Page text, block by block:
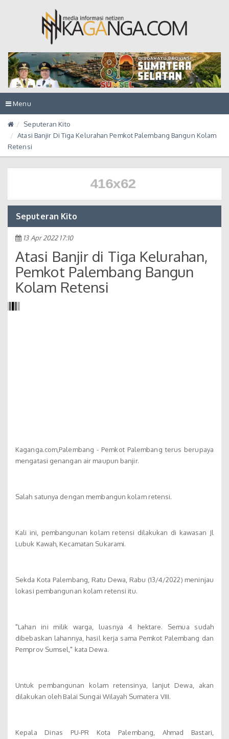
Toggle
navigation
Menu
Seputeran Kito
Atasi Banjir Di Tiga Kelurahan Pemkot Palembang Bangun Kolam
Retensi
Seputeran Kito
13 Apr 2022 17:10
Atasi Banjir di Tiga Kelurahan,
Pemkot Palembang Bangun
Kolam Retensi
Kaganga.com,Palembang - Pemkot Palembang terus berupaya
mengatasi genangan air maupun banjir.
Salah satunya dengan membangun kolam retensi.
Kali ini, pembangunan kolam retensi dilakukan di kawasan Jl
Lubuk Kawah, Kecamatan Sukarami.
Sekda Kota Palembang, Ratu Dewa, Rabu (13/4/2022) meninjau
lokasi pembangunan kolam retensi itu.
"Lahan ini milik warga, luasnya 4 hektare. Semua sudah
dibebaskan lahannya, hasil kerja sama Pemkot Palembang dan
Pemprov Sumsel," kata Dewa.
Untuk pembangunan kolam retensinya, lanjut Dewa, akan
dilakukan oleh Balai Sungai Wilayah Sumatera VIII.
Kepala Dinas PU-PR Kota Palembang, Ahmad Bastari,